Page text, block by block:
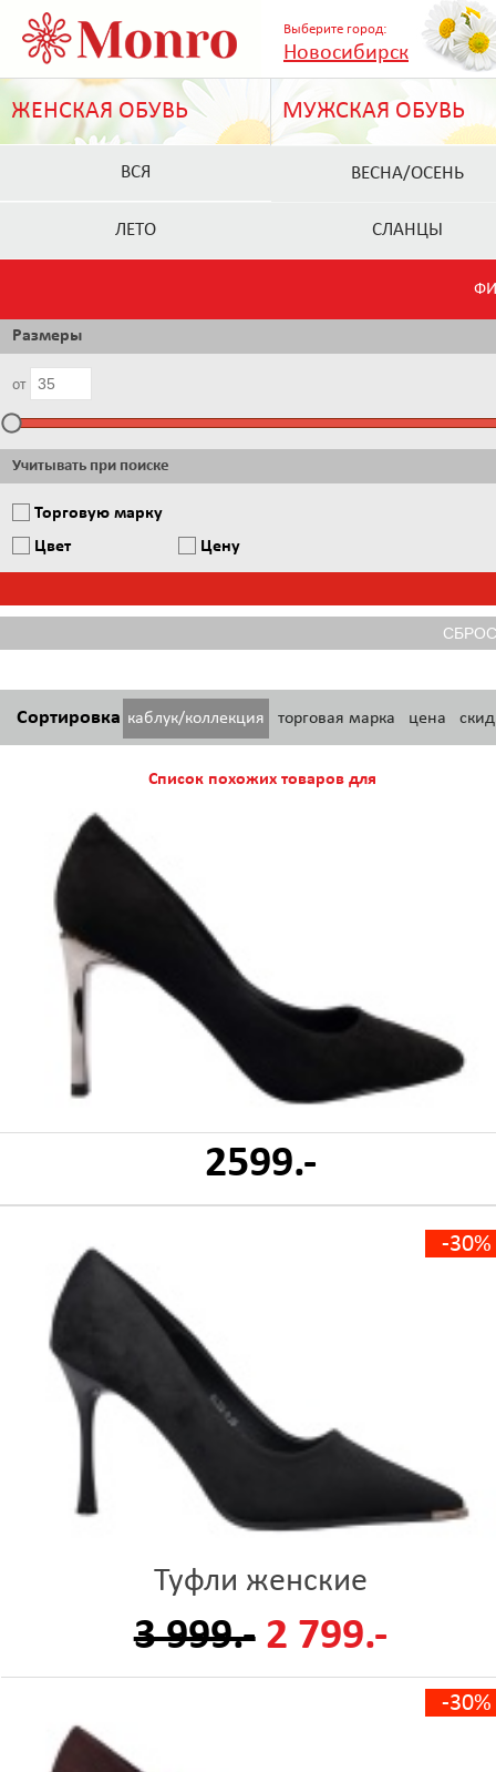
Выберите город:
Новосибирск
ЖЕНСКАЯ ОБУВЬ МУЖСКАЯ ОБУВЬ
ВСЯ ВЕСНА/ОСЕНЬ
ЛЕТО СЛАНЦЫ
Размеры
от
Учитывать при поиске
Торговую марку
Цвет
Цену
Сортировка каблук/коллекция торговая марка цена
Список похожих товаров для
2599.-
-30%
Туфли женские
3 999.- 2 799.-
-30%